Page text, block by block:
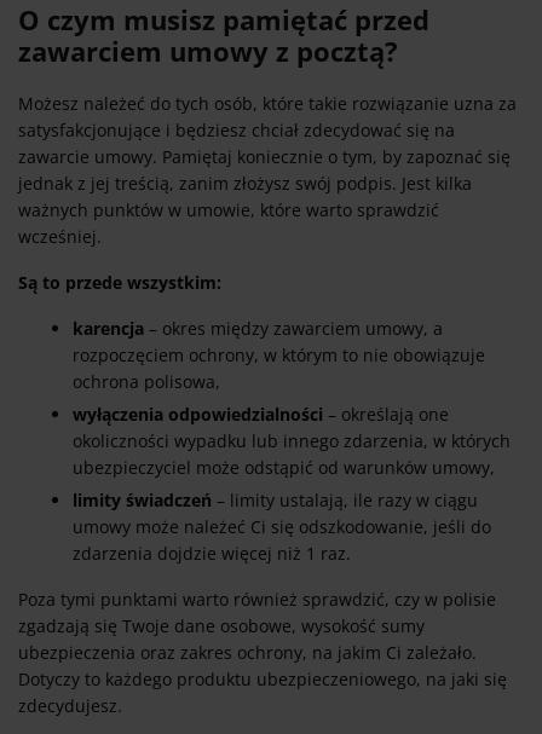
O czym musisz pamiętać przed
zawarciem umowy z pocztą?
Możesz należeć do tych osób, które takie rozwiązanie uzna za
satysfakcjonujące i będziesz chciał zdecydować się na
zawarcie umowy. Pamiętaj koniecznie o tym, by zapoznać się
jednak z jej treścią, zanim złożysz swój podpis. Jest kilka
ważnych punktów w umowie, które warto sprawdzić
wcześniej.
Są to przede wszystkim:
karencja – okres między zawarciem umowy, a
rozpoczęciem ochrony, w którym to nie obowiązuje
ochrona polisowa,
wyłączenia odpowiedzialności – określają one
okoliczności wypadku lub innego zdarzenia, w których
ubezpieczyciel może odstąpić od warunków umowy,
limity świadczeń – limity ustalają, ile razy w ciągu
umowy może należeć Ci się odszkodowanie, jeśli do
zdarzenia dojdzie więcej niż 1 raz.
Poza tymi punktami warto również sprawdzić, czy w polisie
zgadzają się Twoje dane osobowe, wysokość sumy
ubezpieczenia oraz zakres ochrony, na jakim Ci zależało.
Dotyczy to każdego produktu ubezpieczeniowego, na jaki się
zdecydujesz.